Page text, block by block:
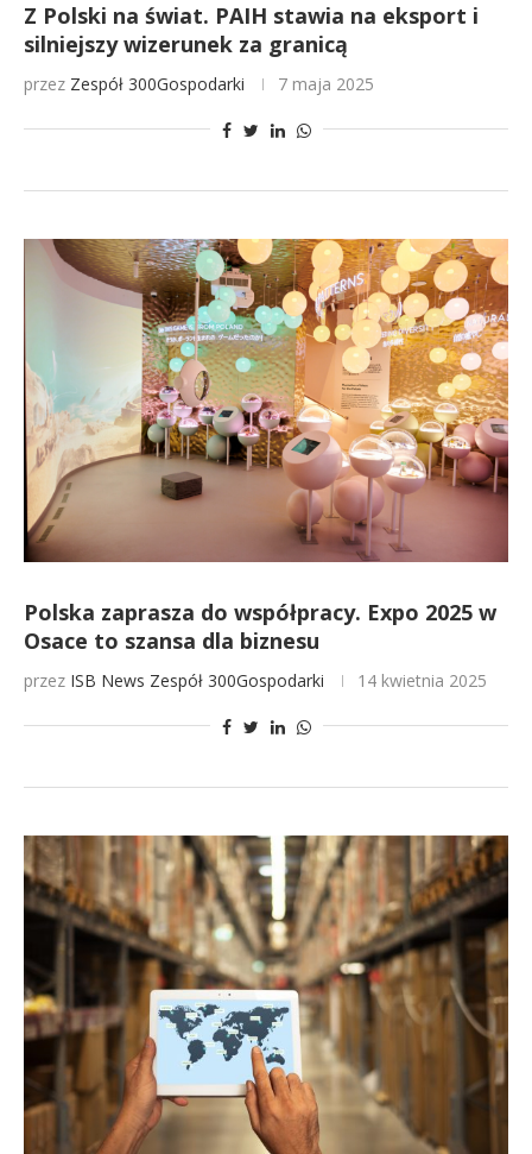
Z Polski na świat. PAIH stawia na eksport i
silniejszy wizerunek za granicą
przez Zespół 300Gospodarki 7 maja 2025
Polska zaprasza do współpracy. Expo 2025 w
Osace to szansa dla biznesu
przez ISB News Zespół 300Gospodarki 14 kwietnia 2025